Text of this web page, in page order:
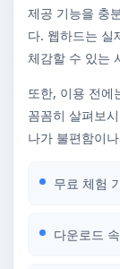
제공 기능을 충
다. 웹하드는 실
체감할 수 있는
또한, 이용 전에
꼼꼼히 살펴보
나가 불편함이
무료 체험
다운로드